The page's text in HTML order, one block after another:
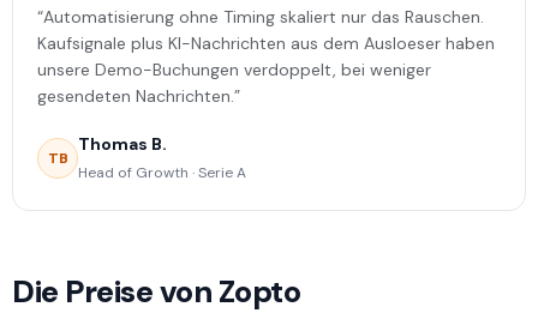
“Automatisierung ohne Timing skaliert nur das Rauschen.
Kaufsignale plus KI-Nachrichten aus dem Ausloeser haben
unsere Demo-Buchungen verdoppelt, bei weniger
gesendeten Nachrichten.”
TB
Thomas B.
Head of Growth · Serie A
Die Preise von Zopto